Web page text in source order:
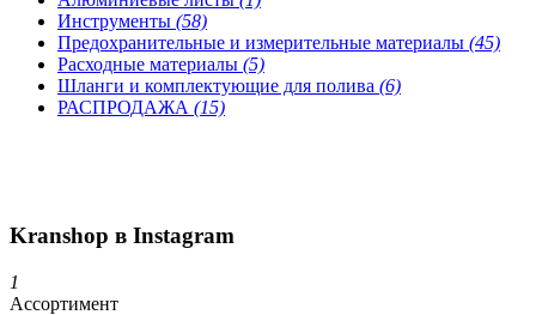
Инструменты (58)
Предохранительные и измерительные материалы (45)
Расходные материалы (5)
Шланги и комплектующие для полива (6)
РАСПРОДАЖА (15)
Kranshop в Instagram
1
Ассортимент